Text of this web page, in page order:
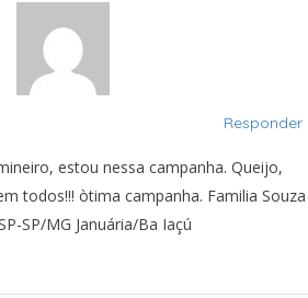
Responder
estou nessa campanha. Queijo,
todos!!! òtima campanha. Familia Souza
SP/MG Januária/Ba Iaçú